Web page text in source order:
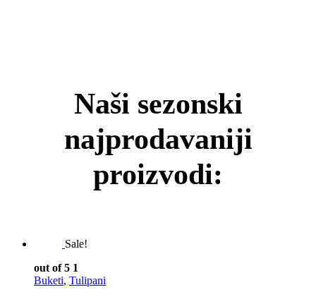
Naši sezonski
najprodavaniji
proizvodi:
Sale!
out of 5 1
Buketi, Tulipani